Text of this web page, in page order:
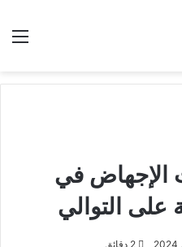
الإجهاض في
على التوالي